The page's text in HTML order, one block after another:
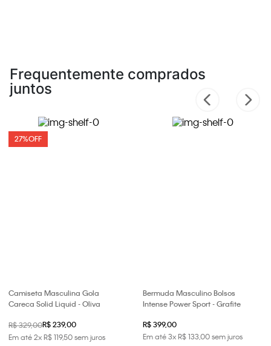
Frequentemente comprados
juntos
27%OFF
Camiseta Masculina Gola
Careca Solid Liquid - Oliva
R$ 329,00R$ 239,00
Em até2xR$119,50sem juros
Bermuda Masculino Bolsos
Intense Power Sport - Grafite
R$ 399,00
Em até3xR$13300sem juros